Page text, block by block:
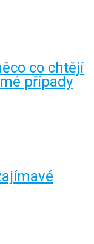
co chtějí
případy